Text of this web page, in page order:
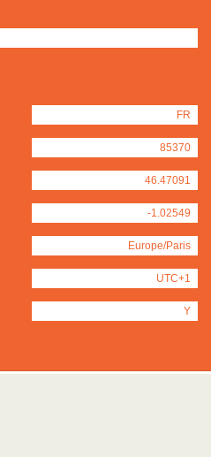
FR
85370
46.47091
-1.02549
Europe/Paris
UTC+1
Y